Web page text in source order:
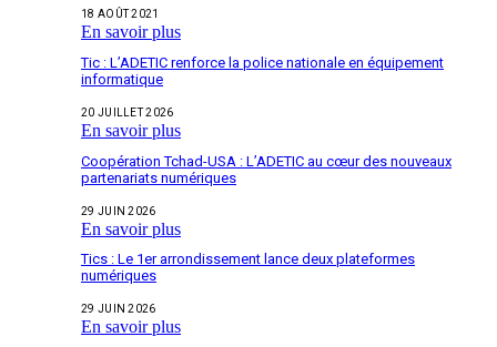
18 AOÛT 2021
En savoir plus
Tic : L’ADETIC renforce la police nationale en équipement
informatique
20 JUILLET 2026
En savoir plus
Coopération Tchad-USA : L’ADETIC au cœur des nouveaux
partenariats numériques
29 JUIN 2026
En savoir plus
Tics : Le 1er arrondissement lance deux plateformes
numériques
29 JUIN 2026
En savoir plus